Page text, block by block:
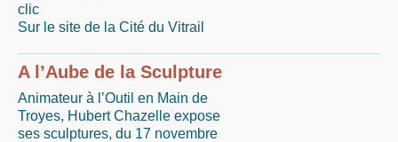
clic
Sur le site de la Cité du Vitrail
A l’Aube de la Sculpture
Animateur à l’Outil en Main de
Troyes, Hubert Chazelle expose
ses sculptures, du 17 novembre